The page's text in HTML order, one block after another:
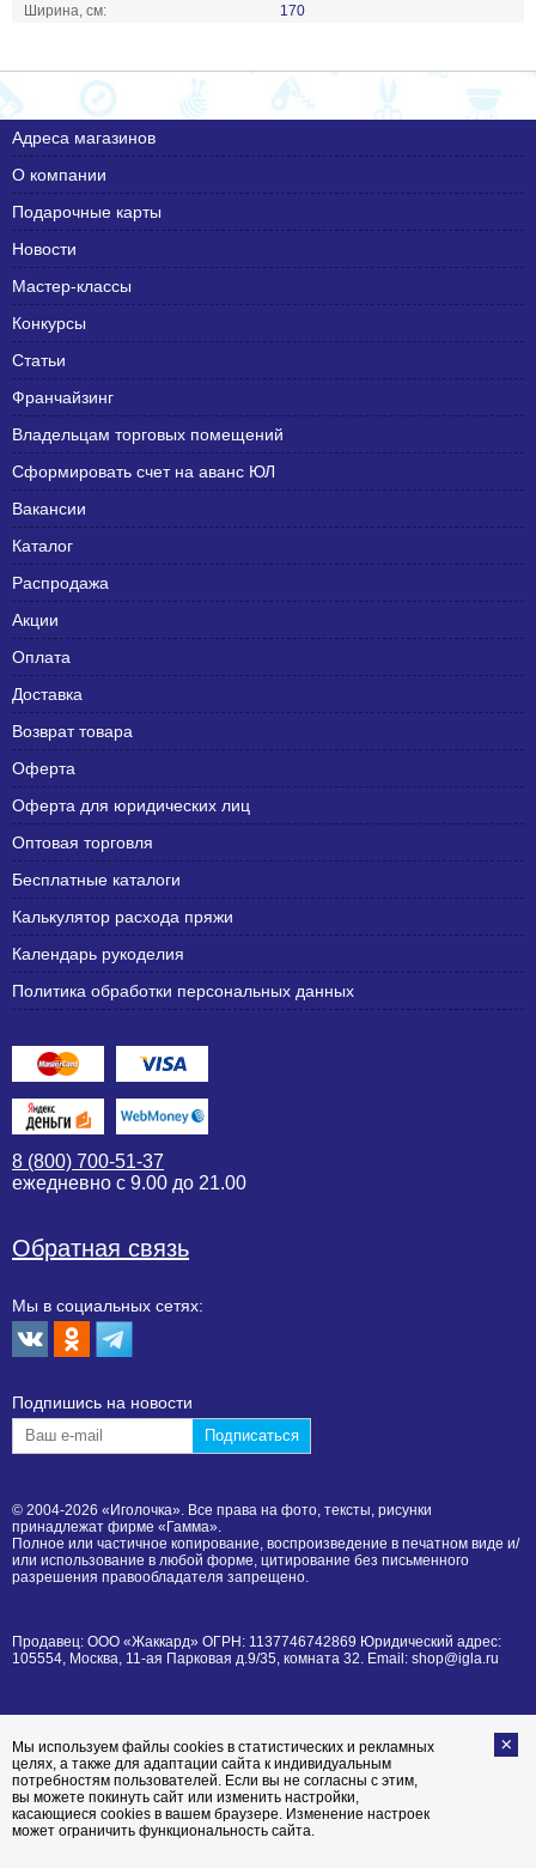
Ширина, см:
170
Адреса магазинов
О компании
Подарочные карты
Новости
Мастер-классы
Конкурсы
Статьи
Франчайзинг
Владельцам торговых помещений
Сформировать счет на аванс ЮЛ
Вакансии
Каталог
Распродажа
Акции
Оплата
Доставка
Возврат товара
Оферта
Оферта для юридических лиц
Оптовая торговля
Бесплатные каталоги
Калькулятор расхода пряжи
Календарь рукоделия
Политика обработки персональных данных
8 (800) 700-51-37
ежедневно с 9.00 до 21.00
Обратная связь
Мы в социальных сетях:
Подпишиcь на новости
© 2004-2026 «Иголочка». Все права на фото, тексты, рисунки
принадлежат фирме «Гамма».
Полное или частичное копирование, воспроизведение в печатном виде и/
или использование в любой форме, цитирование без письменного
разрешения правообладателя запрещено.
Продавец: ООО «Жаккард» ОГРН: 1137746742869 Юридический адрес:
105554, Москва, 11-ая Парковая д.9/35, комната 32. Email: shop@igla.ru
Мы используем файлы cookies в статистических и рекламных
целях, а также для адаптации сайта к индивидуальным
потребностям пользователей. Если вы не согласны с этим,
вы можете покинуть сайт или изменить настройки,
касающиеся cookies в вашем браузере. Изменение настроек
может ограничить функциональность сайта.